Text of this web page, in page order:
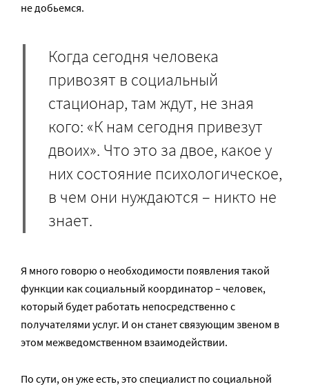
не добьемся.
Когда сегодня человека
привозят в социальный
стационар, там ждут, не зная
кого: «К нам сегодня привезут
двоих». Что это за двое, какое у
них состояние психологическое,
в чем они нуждаются – никто не
знает.
Я много говорю о необходимости появления такой
функции как социальный координатор – человек,
который будет работать непосредственно с
получателями услуг. И он станет связующим звеном в
этом межведомственном взаимодействии.
По сути, он уже есть, это специалист по социальной